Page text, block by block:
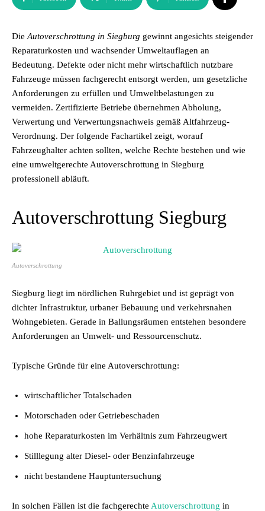
Die Autoverschrottung in Siegburg gewinnt angesichts steigender
Reparaturkosten und wachsender Umweltauflagen an
Bedeutung. Defekte oder nicht mehr wirtschaftlich nutzbare
Fahrzeuge müssen fachgerecht entsorgt werden, um gesetzliche
Anforderungen zu erfüllen und Umweltbelastungen zu
vermeiden. Zertifizierte Betriebe übernehmen Abholung,
Verwertung und Verwertungsnachweis gemäß Altfahrzeug-
Verordnung. Der folgende Fachartikel zeigt, worauf
Fahrzeughalter achten sollten, welche Rechte bestehen und wie
eine umweltgerechte Autoverschrottung in Siegburg
professionell abläuft.
Autoverschrottung Siegburg
Autoverschrottung
Siegburg liegt im nördlichen Ruhrgebiet und ist geprägt von
dichter Infrastruktur, urbaner Bebauung und verkehrsnahen
Wohngebieten. Gerade in Ballungsräumen entstehen besondere
Anforderungen an Umwelt- und Ressourcenschutz.
Typische Gründe für eine Autoverschrottung:
wirtschaftlicher Totalschaden
Motorschaden oder Getriebeschaden
hohe Reparaturkosten im Verhältnis zum Fahrzeugwert
Stilllegung alter Diesel- oder Benzinfahrzeuge
nicht bestandene Hauptuntersuchung
In solchen Fällen ist die fachgerechte Autoverschrottung in